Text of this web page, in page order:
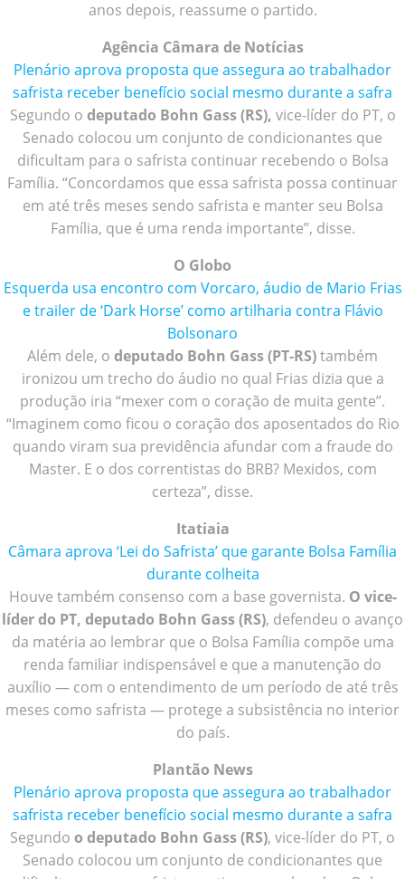
anos depois, reassume o partido.
Agência Câmara de Notícias
Plenário aprova proposta que assegura ao trabalhador
safrista receber benefício social mesmo durante a safra
Segundo o deputado Bohn Gass (RS), vice-líder do PT, o
Senado colocou um conjunto de condicionantes que
dificultam para o safrista continuar recebendo o Bolsa
Família. “Concordamos que essa safrista possa continuar
em até três meses sendo safrista e manter seu Bolsa
Família, que é uma renda importante”, disse.
O Globo
Esquerda usa encontro com Vorcaro, áudio de Mario Frias
e trailer de ‘Dark Horse’ como artilharia contra Flávio
Bolsonaro
Além dele, o deputado Bohn Gass (PT-RS)também
ironizou um trecho do áudio no qual Frias dizia que a
produção iria “mexer com o coração de muita gente”.
“Imaginem como ficou o coração dos aposentados do Rio
quando viram sua previdência afundar com a fraude do
Master. E o dos correntistas do BRB? Mexidos, com
certeza”, disse.
Itatiaia
Câmara aprova ‘Lei do Safrista’ que garante Bolsa Família
durante colheita
Houve também consenso com a base governista. O vice-
líder do PT, deputado Bohn Gass (RS), defendeu o avanço
da matéria ao lembrar que o Bolsa Família compõe uma
renda familiar indispensável e que a manutenção do
auxílio — com o entendimento de um período de até três
meses como safrista — protege a subsistência no interior
do país.
Plantão News
Plenário aprova proposta que assegura ao trabalhador
safrista receber benefício social mesmo durante a safra
Segundo o deputado Bohn Gass (RS), vice-líder do PT, o
Senado colocou um conjunto de condicionantes que